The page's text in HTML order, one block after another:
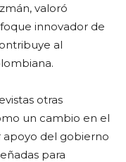
valoró
innovador de
al
otras
un cambio en el
del gobierno
para